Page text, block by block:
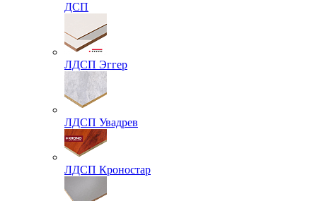
ДСП
ЛДСП Эггер
ЛДСП Увадрев
ЛДСП Кроностар